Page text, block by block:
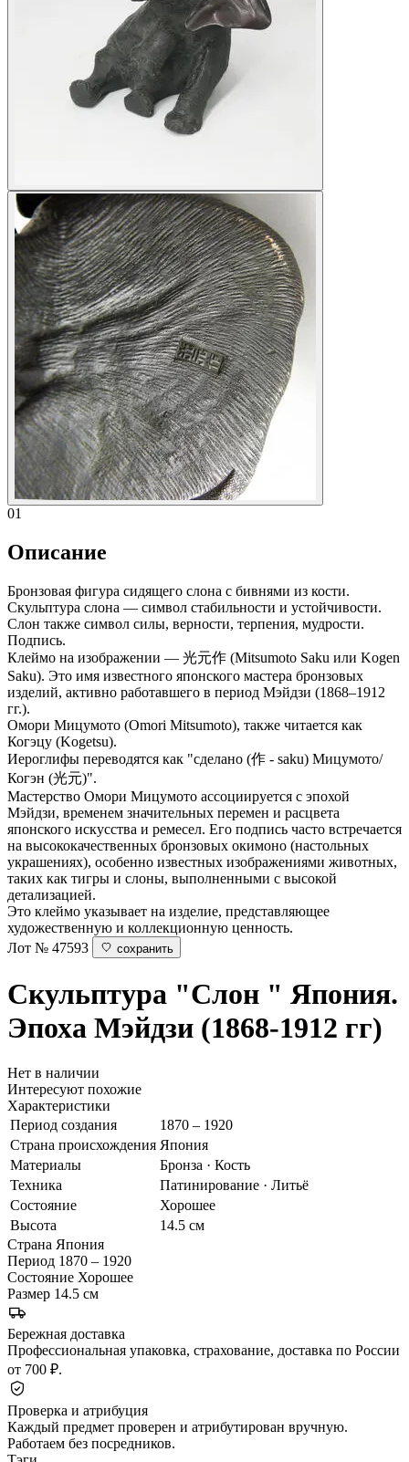
01
Описание
Бронзовая фигура сидящего слона с бивнями из кости.
Скульптура слона — символ стабильности и устойчивости.
Слон также символ силы, верности, терпения, мудрости.
Подпись.
Клеймо на изображении — 光元作 (Mitsumoto Saku или Kogen
Saku). Это имя известного японского мастера бронзовых
изделий, активно работавшего в период Мэйдзи (1868–1912
гг.).
Омори Мицумото (Omori Mitsumoto), также читается как
Когэцу (Kogetsu).
Иероглифы переводятся как "сделано (作 - saku) Мицумото/
Когэн (光元)".
Мастерство Омори Мицумото ассоциируется с эпохой
Мэйдзи, временем значительных перемен и расцвета
японского искусства и ремесел. Его подпись часто встречается
на высококачественных бронзовых окимоно (настольных
украшениях), особенно известных изображениями животных,
таких как тигры и слоны, выполненными с высокой
детализацией.
Это клеймо указывает на изделие, представляющее
художественную и коллекционную ценность.
Лот № 47593
сохранить
Скульптура "Слон " Япония.
Эпоха Мэйдзи (1868-1912 гг)
Нет в наличии
Интересуют похожие
Характеристики
Период создания
1870 – 1920
Страна происхождения Япония
Материалы
Бронза · Кость
Техника
Патинирование · Литьё
Состояние
Хорошее
Высота
14.5 см
Страна Япония
Период 1870 – 1920
Состояние Хорошее
Размер 14.5 см
Бережная доставка
Профессиональная упаковка, страхование, доставка по России
от 700 ₽.
Проверка и атрибуция
Каждый предмет проверен и атрибутирован вручную.
Работаем без посредников.